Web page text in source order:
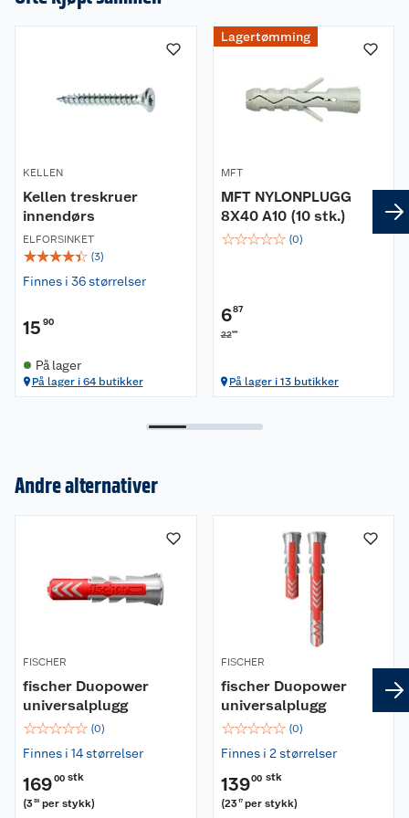
KELLEN
Kellen treskruer
innendørs
ELFORSINKET
☆☆☆☆☆ (3)
Finnes i 36 størrelser
15 90
På lager
På lager i 64 butikker
Lagertømming
MFT
MFT NYLONPLUGG
8X40 A10 (10 stk.)
☆☆☆☆☆ (0)
687
2290
På lager i 13 butikker
Andre alternativer
FISCHER
fischer Duopower
universalplugg
☆☆☆☆☆ (0)
Finnes i 14 størrelser
16900 stk
(338 per stykk)
FISCHER
fischer Duopower
universalplugg
☆☆☆☆☆ (0)
Finnes i 2 størrelser
13900 stk
(23 17 per stykk)
Butikker
Retur- og angrerett
Reklamasjon
Ofte stilte spørsmål
Våre merkevarer
Kjøpsvilkår
Personvern
Cookies
Lavprisløfte
Åpent kjøp
Hageinspirasjon
Oppussing med utemaling
Oppussing med innemaling